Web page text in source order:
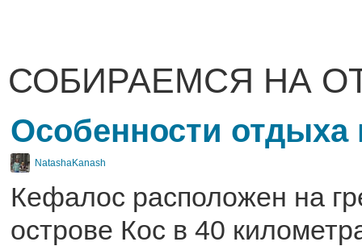
СОБИРАЕМСЯ НА
Особенности отдыха
NatashaKanash
Кефалос расположен на
острове Кос в 40